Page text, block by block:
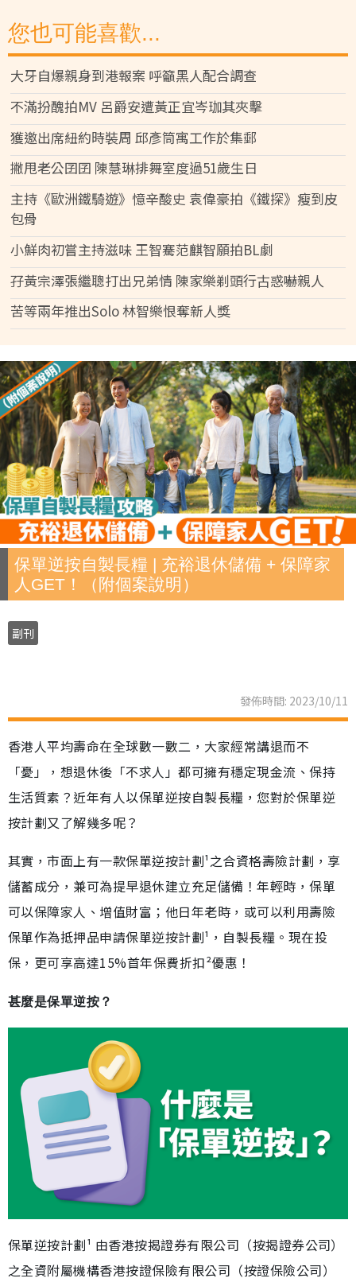
您也可能喜歡...
大牙自爆親身到港報案 呼籲黑人配合調查
不滿扮醜拍MV 呂爵安遭黃正宜岑珈其夾擊
獲邀出席紐約時裝周 邱彥筒寓工作於集郵
撇甩老公囝囝 陳慧琳排舞室度過51歲生日
主持《歐洲鐵騎遊》憶辛酸史 袁偉豪拍《鐵探》瘦到皮
包骨
小鮮肉初嘗主持滋味 王智騫范麒智願拍BL劇
孖黃宗澤張繼聰打出兄弟情 陳家樂剃頭行古惑嚇親人
苦等兩年推出Solo 林智樂恨奪新人獎
保單逆按自製長糧 | 充裕退休儲備 + 保障家
人GET！（附個案說明）
副刊
發佈時間: 2023/10/11
香港人平均壽命在全球數一數二，大家經常講退而不
「憂」，想退休後「不求人」都可擁有穩定現金流、保持
生活質素？近年有人以保單逆按自製長糧，您對於保單逆
按計劃又了解幾多呢？
其實，市面上有一款保單逆按計劃¹之合資格壽險計劃，享
儲蓄成分，兼可為提早退休建立充足儲備！年輕時，保單
可以保障家人、增值財富；他日年老時，或可以利用壽險
保單作為抵押品申請保單逆按計劃¹，自製長糧。現在投
保，更可享高達15%首年保費折扣²優惠！
甚麼是保單逆按？
保單逆按計劃¹ 由香港按揭證券有限公司（按揭證券公司）
之全資附屬機構香港按證保險有限公司（按證保險公司）